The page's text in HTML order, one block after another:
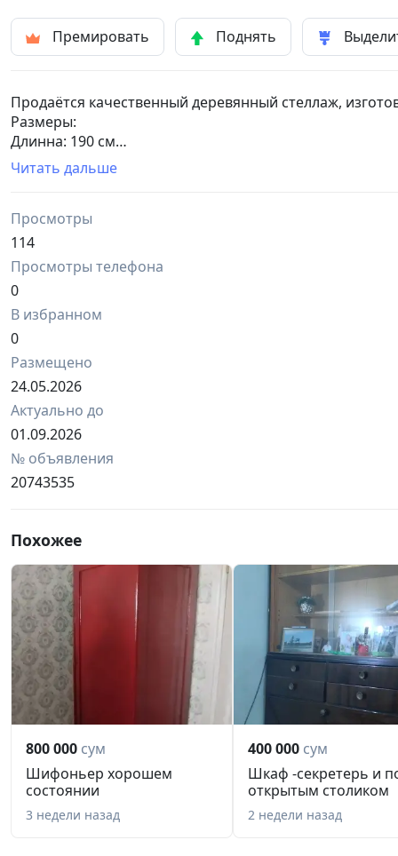
Премировать Поднять
Продаётся качественный деревянный стеллаж,
Размеры:
Длинна: 190 см
Ширина: 140 см
Очень прочный и тяжёлый — сделан из хорошего
Отлично подойдёт для:
пекарни
продуктового магазина
кондитерской
мини-маркета
Комплектация:
* 6 плетёных корзин
* Каждая корзина ранее покупалась примерно по 100
* Отдаю вместе со стеллажом в подарок
Читать дальше
Просмотры
114
Просмотры телефона
0
В избранном
0
Размещено
24.05.2026
Актуально до
01.09.2026
№ объявления
20743535
Похожее
800 000 сум
Шифоньер хорошем
состоянии
3 недели назад
400 000 сум
Шкаф -секретерь и
открытым столиком
2 недели назад